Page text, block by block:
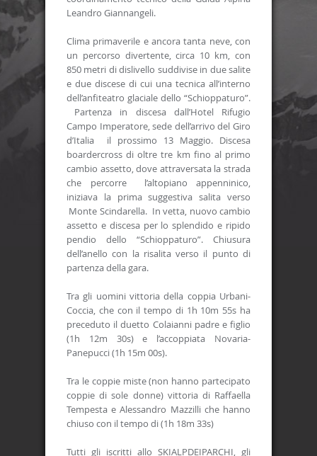
Leandro Giannangeli.
Clima primaverile e ancora tanta neve, con
un percorso divertente, circa 10 km, con
850 metri di dislivello suddivise in due salite
e due discese di cui una tecnica all’interno
dell’anfiteatro glaciale dello “Schioppaturo”.
Partenza in discesa dall’Hotel Rifugio
Campo Imperatore, sede dell’arrivo del Giro
d’Italia il prossimo 13 Maggio. Discesa
boardercross di oltre tre km fino al primo
cambio assetto, dove attraversata la strada
che percorre l’altopiano appenninico,
iniziava la prima suggestiva salita verso
Monte Scindarella. In vetta, nuovo cambio
assetto e discesa per lo splendido e ripido
pendio dello “Schioppaturo”. Chiusura
dell’anello con la risalita verso il punto di
partenza della gara.
Tra gli uomini vittoria della coppia Urbani-
Coccia, che con il tempo di 1h 10m 55s ha
preceduto il duetto Colaianni padre e figlio
(1h 12m 30s) e l’accoppiata Novaria-
Panepucci (1h 15m 00s).
Tra le coppie miste (non hanno partecipato
coppie di sole donne) vittoria di Raffaella
Tempesta e Alessandro Mazzilli che hanno
chiuso con il tempo di (1h 18m 33s)
Tutti gli iscritti allo SKIALPDEIPARCHI, gli